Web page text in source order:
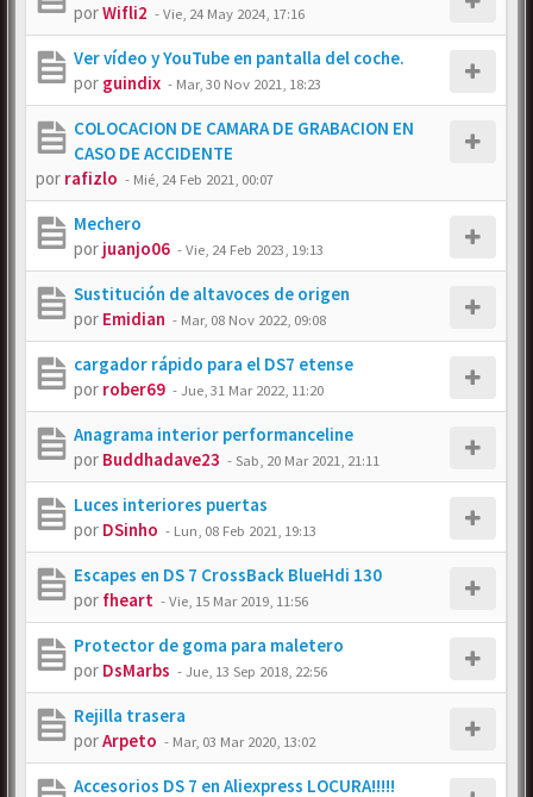
porWifli2 -Vie, 24 May 2024, 17:16
Ver vídeo y YouTube en pantalla del coche.
por guindix - Mar, 30 Nov 2021, 18:23
COLOCACION DE CAMARA DE GRABACION EN
CASO DE ACCIDENTE
por rafizlo - Mié, 24 Feb 2021, 00:07
Mechero
por juanjo06 -Vie, 24 Feb 2023, 19:13
Sustitución de altavoces de origen
por Emidian - Mar, 08 Nov 2022, 09:08
cargador rápido para el DS7 etense
por rober69 -Jue, 31 Mar 2022, 11:20
Anagrama interior performanceline
por Buddhadave23 -Sab, 20 Mar 2021, 21:11
Luces interiores puertas
por DSinho - Lun, 08 Feb 2021, 19:13
Escapes en DS 7 CrossBack BlueHdi 130
por fheart -Vie, 15 Mar 2019, 11:56
Protector de goma para maletero
por DsMarbs -Jue, 13 Sep 2018, 22:56
Rejilla trasera
porArpeto - Mar, 03 Mar 2020, 13:02
Accesorios DS 7 en Aliexpress LOCURA!!!!!